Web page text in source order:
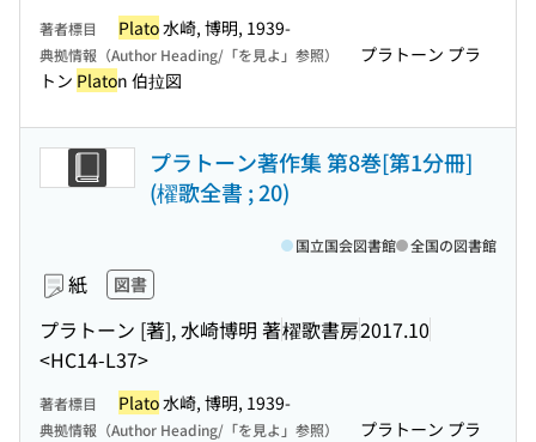
著者標目 Plato水崎, 博明, 1939-
典拠情報（Author Heading/「を見よ」参照）
プラトーン プラ
トン Platon 伯拉図
プラトーン著作集 第8巻[第1分冊]
(櫂歌全書 ; 20)
紙 図書
プラトーン [著], 水崎博明 著櫂歌書房2017.10
<HC14-L37>
国立国会図書館 全国の図書館
著者標目 Plato水崎, 博明, 1939-
典拠情報（Author Heading/「を見よ」参照）
プラトーン プラ